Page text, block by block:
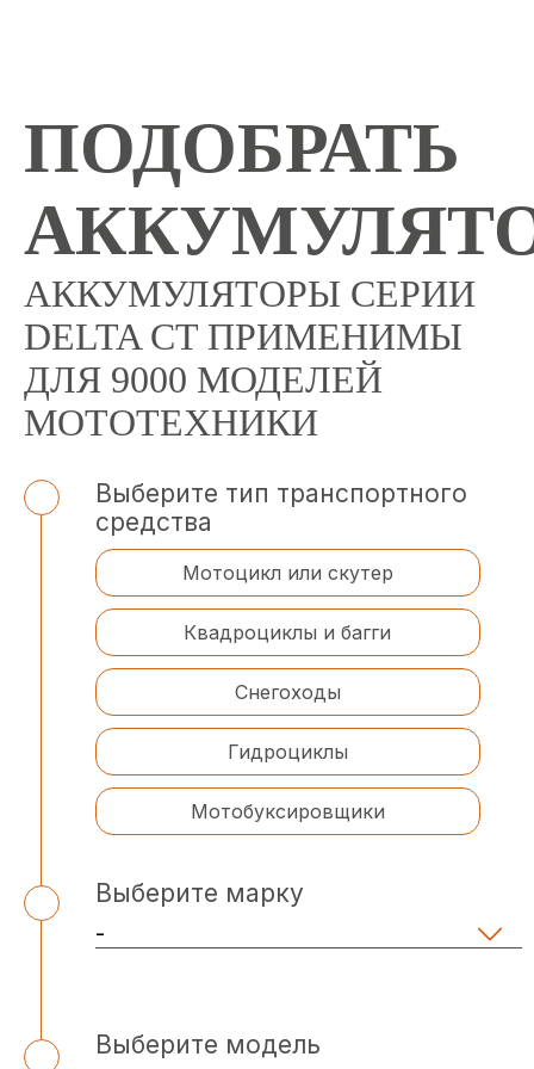
ПОДОБРАТЬ
АККУМУЛЯТОРЫ СЕРИИ
DELTA CT ПРИМЕНИМЫ
ДЛЯ 9000 МОДЕЛЕЙ
МОТОТЕХНИКИ
Выберите тип транспортного
средства
Мотоцикл или скутер
Квадроциклы и багги
Снегоходы
Гидроциклы
Мотобуксировщики
Выберите марку
Выберите модель